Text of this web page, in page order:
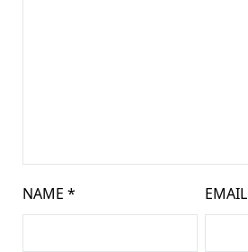
NAME * EMAIL